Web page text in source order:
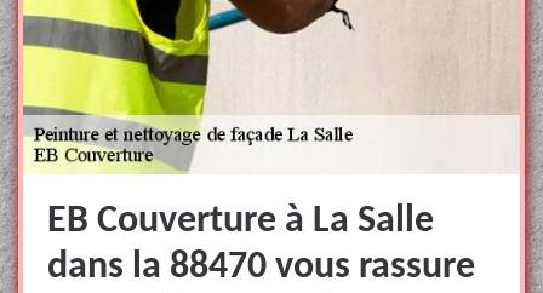
EB Couverture à La Salle
dans la 88470 vous rassure